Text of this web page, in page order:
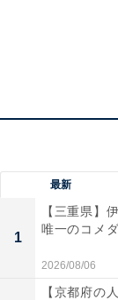
最新
1
【三重県】
唯一のコメ
2026/08/06
【京都府の